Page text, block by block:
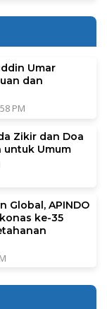
Umar
dan
PM
Zikir dan Doa
untuk Umum
Global, APINDO
ke-35